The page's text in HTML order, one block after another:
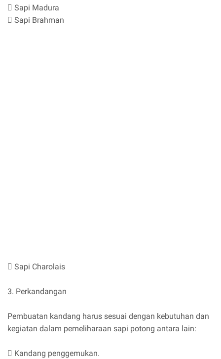
 Sapi Madura
 Sapi Brahman
 Sapi Charolais
3. Perkandangan
Pembuatan kandang harus sesuai dengan kebutuhan dan
kegiatan dalam pemeliharaan sapi potong antara lain:
 Kandang penggemukan.